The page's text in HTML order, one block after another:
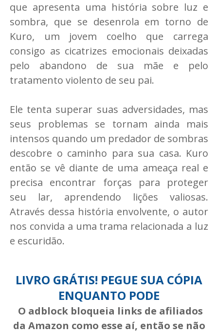
que apresenta uma história sobre luz e
sombra, que se desenrola em torno de
Kuro, um jovem coelho que carrega
consigo as cicatrizes emocionais deixadas
pelo abandono de sua mãe e pelo
tratamento violento de seu pai.
Ele tenta superar suas adversidades, mas
seus problemas se tornam ainda mais
intensos quando um predador de sombras
descobre o caminho para sua casa. Kuro
então se vê diante de uma ameaça real e
precisa encontrar forças para proteger
seu lar, aprendendo lições valiosas.
Através dessa história envolvente, o autor
nos convida a uma trama relacionada a luz
e escuridão.
LIVRO GRÁTIS! PEGUE SUA CÓPIA
ENQUANTO PODE
O adblock bloqueia links de afiliados
da Amazon como esse aí, então se não